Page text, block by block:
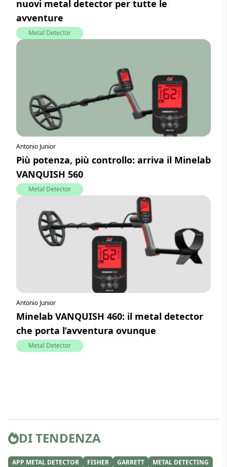
nuovi metal detector per tutte le
avventure
Metal Detector
Antonio Junior
Più potenza, più controllo: arriva il Minelab
VANQUISH 560
Metal Detector
Antonio Junior
Minelab VANQUISH 460: il metal detector
che porta l’avventura ovunque
Metal Detector
DI TENDENZA
APP METAL DETECTOR FISHER GARRETT
METAL DETECTING